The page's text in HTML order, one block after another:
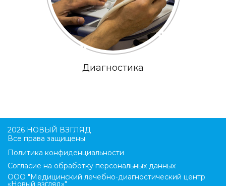
Диагностика
2026 НОВЫЙ ВЗГЛЯД
Все права защищены
Политика конфиденциальности
Согласие на обработку персональных данных
ООО "Медицинский лечебно-диагностический центр
«Новый взгляд»"